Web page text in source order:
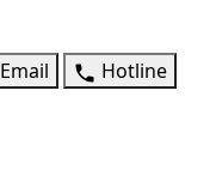
Email
Hotline